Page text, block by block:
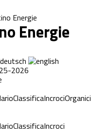
Energie
2026
ClassificaIncrociOrganici
ClassificaIncroci